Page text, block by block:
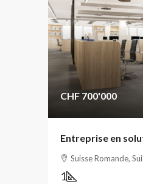
CHF 700'000
Entreprise en
Suisse Romande,
1